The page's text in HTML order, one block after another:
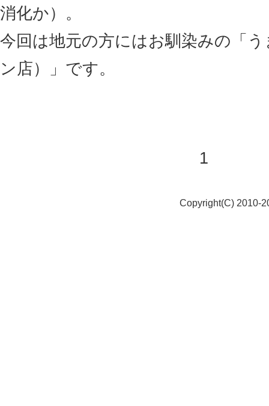
消化か）。
今回は地元の方にはお馴染みの「
ン店）」です。
1
Copyright(C) 2010-